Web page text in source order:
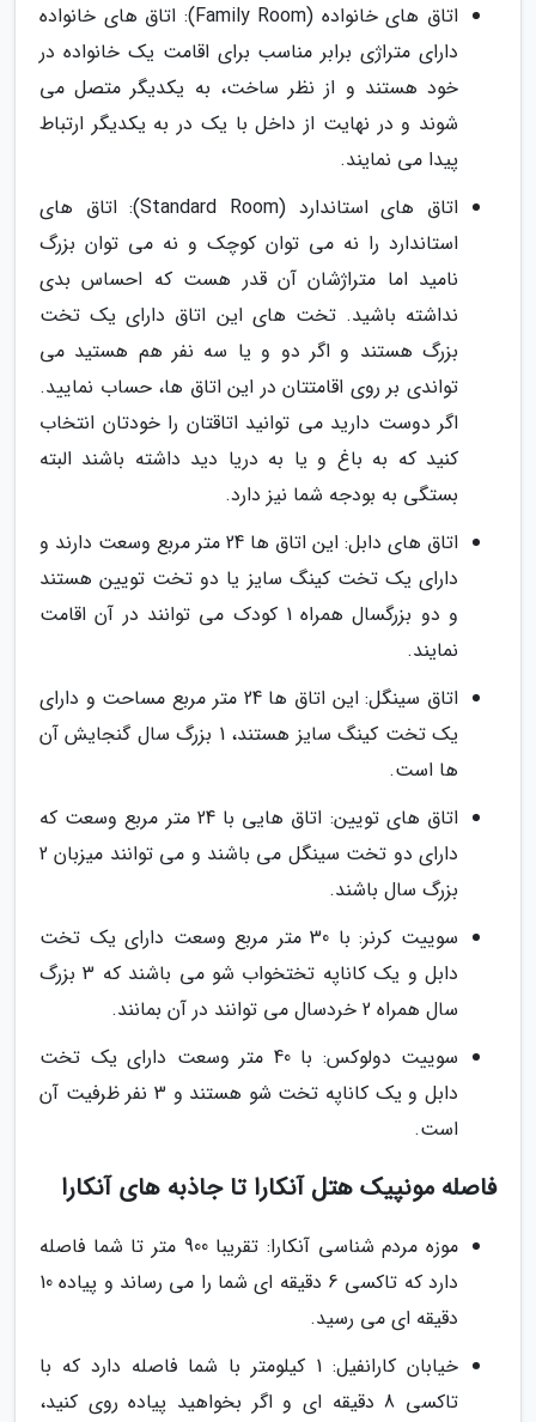
اتاق های خانواده (Family Room): اتاق های خانواده
دارای متراژی برابر مناسب برای اقامت یک خانواده در
خود هستند و از نظر ساخت، به یکدیگر متصل می
شوند و در نهایت از داخل با یک در به یکدیگر ارتباط
پیدا می نمایند.
اتاق های استاندارد (Standard Room): اتاق های
استاندارد را نه می توان کوچک و نه می توان بزرگ
نامید اما متراژشان آن قدر هست که احساس بدی
نداشته باشید. تخت های این اتاق دارای یک تخت
بزرگ هستند و اگر دو و یا سه نفر هم هستید می
تواندی بر روی اقامتتان در این اتاق ها، حساب نمایید.
اگر دوست دارید می توانید اتاقتان را خودتان انتخاب
کنید که به باغ و یا به دریا دید داشته باشند البته
بستگی به بودجه شما نیز دارد.
اتاق های دابل: این اتاق ها 24 متر مربع وسعت دارند و
دارای یک تخت کینگ سایز یا دو تخت تویین هستند
و دو بزرگسال همراه 1 کودک می توانند در آن اقامت
نمایند.
اتاق سینگل: این اتاق ها 24 متر مربع مساحت و دارای
یک تخت کینگ سایز هستند، 1 بزرگ سال گنجایش آن
ها است.
اتاق های تویین: اتاق هایی با 24 متر مربع وسعت که
دارای دو تخت سینگل می باشند و می توانند میزبان 2
بزرگ سال باشند.
سوییت کرنر: با 30 متر مربع وسعت دارای یک تخت
دابل و یک کاناپه تختخواب شو می باشند که 3 بزرگ
سال همراه 2 خردسال می توانند در آن بمانند.
سوییت دولوکس: با 40 متر وسعت دارای یک تخت
دابل و یک کاناپه تخت شو هستند و 3 نفر ظرفیت آن
است.
فاصله مونپیک هتل آنکارا تا جاذبه های آنکارا
موزه مردم شناسی آنکارا: تقریبا 900 متر تا شما فاصله
دارد که تاکسی 6 دقیقه ای شما را می رساند و پیاده 10
دقیقه ای می رسید.
خیابان کارانفیل: 1 کیلومتر با شما فاصله دارد که با
تاکسی 8 دقیقه ای و اگر بخواهید پیاده روی کنید،